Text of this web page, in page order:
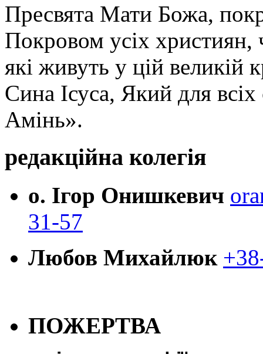
Пресвята Мати Божа,
Покровом усіх християн,
які живуть у цій великій
Сина Ісуса, Який для
Амінь».
редакційна колегія
о. Ігор Онишкевич
31-57
Любов Михайлюк
ПОЖЕРТВА